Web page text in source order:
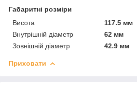
Габаритні розміри
Висота
117.5 мм
Внутрішній діаметр
62 мм
Зовнішній діаметр
42.9 мм
Приховати